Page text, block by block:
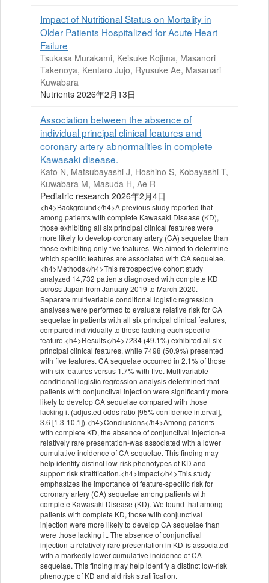
Impact of Nutritional Status on Mortality in
Older Patients Hospitalized for Acute Heart
Failure
Tsukasa Murakami, Keisuke Kojima, Masanori
Takenoya, Kentaro Jujo, Ryusuke Ae, Masanari
Kuwabara
Nutrients 2026年2月13日
Association between the absence of
individual principal clinical features and
coronary artery abnormalities in complete
Kawasaki disease.
Kato N, Matsubayashi J, Hoshino S, Kobayashi T,
Kuwabara M, Masuda H, Ae R
Pediatric research 2026年2月4日
<h4>Background</h4>A previous study reported that
among patients with complete Kawasaki Disease (KD),
those exhibiting all six principal clinical features were
more likely to develop coronary artery (CA) sequelae than
those exhibiting only five features. We aimed to determine
which specific features are associated with CA sequelae.
<h4>Methods</h4>This retrospective cohort study
analyzed 14,732 patients diagnosed with complete KD
across Japan from January 2019 to March 2020.
Separate multivariable conditional logistic regression
analyses were performed to evaluate relative risk for CA
sequelae in patients with all six principal clinical features,
compared individually to those lacking each specific
feature.<h4>Results</h4>7234 (49.1%) exhibited all six
principal clinical features, while 7498 (50.9%) presented
with five features. CA sequelae occurred in 2.1% of those
with six features versus 1.7% with five. Multivariable
conditional logistic regression analysis determined that
patients with conjunctival injection were significantly more
likely to develop CA sequelae compared with those
lacking it (adjusted odds ratio [95% confidence interval],
3.6 [1.3-10.1]).<h4>Conclusions</h4>Among patients
with complete KD, the absence of conjunctival injection-a
relatively rare presentation-was associated with a lower
cumulative incidence of CA sequelae. This finding may
help identify distinct low-risk phenotypes of KD and
support risk stratification.<h4>Impact</h4>This study
emphasizes the importance of feature-specific risk for
coronary artery (CA) sequelae among patients with
complete Kawasaki Disease (KD). We found that among
patients with complete KD, those with conjunctival
injection were more likely to develop CA sequelae than
were those lacking it. The absence of conjunctival
injection-a relatively rare presentation in KD-is associated
with a markedly lower cumulative incidence of CA
sequelae. This finding may help identify a distinct low-risk
phenotype of KD and aid risk stratification.